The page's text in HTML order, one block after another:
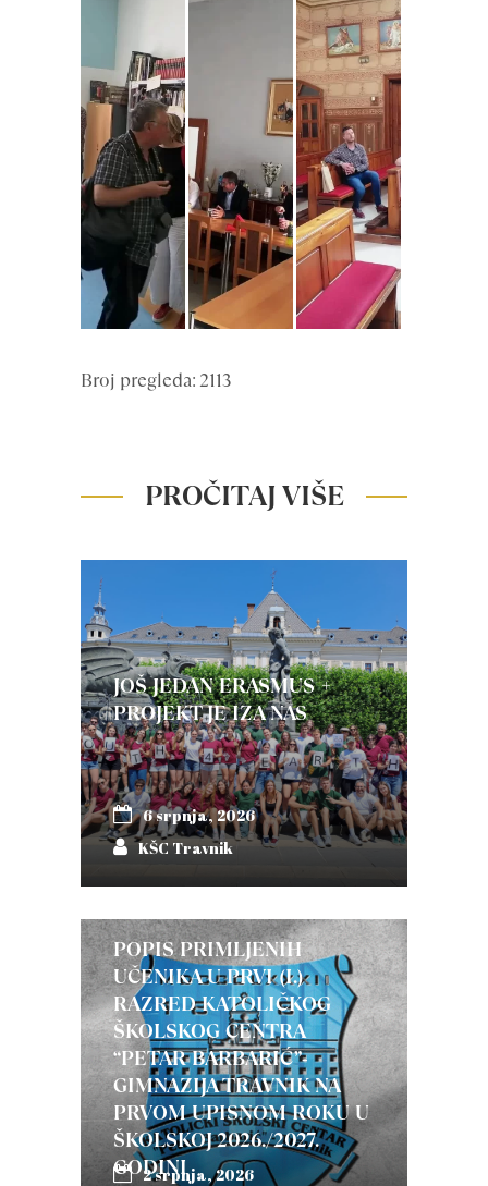
Broj pregleda: 2113
PROČITAJ VIŠE
JOŠ JEDAN ERASMUS +
PROJEKT JE IZA NAS
6 srpnja, 2026
KŠC Travnik
POPIS PRIMLJENIH
UČENIKA U PRVI (I.)
RAZRED KATOLIČKOG
ŠKOLSKOG CENTRA
“PETAR BARBARIĆ”-
GIMNAZIJA TRAVNIK NA
PRVOM UPISNOM ROKU U
ŠKOLSKOJ 2026./2027.
GODINI
2 srpnja, 2026